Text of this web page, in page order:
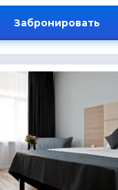
Забронировать